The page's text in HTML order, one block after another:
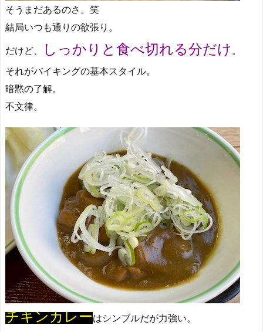
そうまだあるのさ。笑
結局いつも通りの欲張り。
だけど、
しっかりと食べ切れる分だけ 。
それがバイキングの基本スタイル。
暗黙の了解。
不文律。
チキンカレーはシンブルだが力強い。